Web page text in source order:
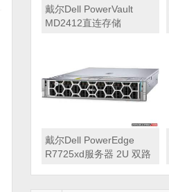
戴尔Dell PowerVault
MD2412直连存储
戴尔Dell PowerEdge
R7725xd服务器 2U 双路